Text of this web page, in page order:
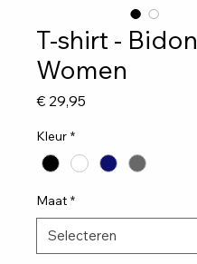
T-shirt - Bidon
Women
€ 29,95
Kleur *
Maat *